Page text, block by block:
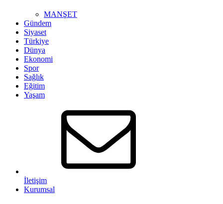
MANŞET
Gündem
Siyaset
Türkiye
Dünya
Ekonomi
Spor
Sağlık
Eğitim
Yaşam
İletişim
Kurumsal